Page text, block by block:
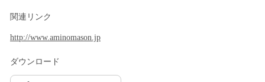
関連リンク
http://www.aminomason.jp
ダウンロード